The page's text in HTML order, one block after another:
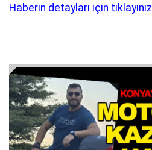
Haberin detayları için tıklayınız